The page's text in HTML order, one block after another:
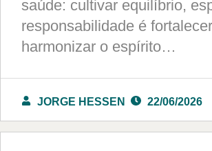
saúde: cultivar equilíbrio,
responsabilidade é
harmonizar o espírito…
JORGE HESSEN 22/06/2026